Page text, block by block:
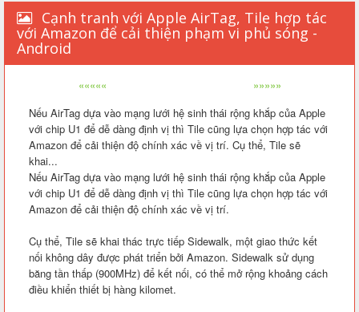
Cạnh tranh với Apple AirTag, Tile hợp tác
với Amazon để cải thiện phạm vi phủ sóng -
Android
«««««
»»»»»
Nếu AirTag dựa vào mạng lưới hệ sinh thái rộng khắp của Apple
với chip U1 để dễ dàng định vị thì Tile cũng lựa chọn hợp tác với
Amazon để cải thiện độ chính xác về vị trí. Cụ thể, Tile sẽ
khai...
Nếu AirTag dựa vào mạng lưới hệ sinh thái rộng khắp của Apple
với chip U1 để dễ dàng định vị thì Tile cũng lựa chọn hợp tác với
Amazon để cải thiện độ chính xác về vị trí.
Cụ thể, Tile sẽ khai thác trực tiếp Sidewalk, một giao thức kết
nối không dây được phát triển bởi Amazon. Sidewalk sử dụng
băng tần thấp (900MHz) để kết nối, có thể mở rộng khoảng cách
điều khiển thiết bị hàng kilomet.